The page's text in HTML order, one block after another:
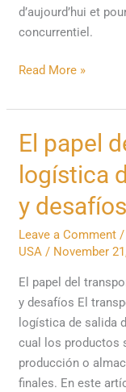
d’aujourd’hui et
concurrentiel.
Read More »
El papel
logística
y desafíos
Leave a Comment /
USA/ November
El papel del
y desafíos El
logística de salida
cual los productos
producción o
finales. En este
El
papel
del
transporte
en
la
logística
de
salida:
tendencias
y
desafíos